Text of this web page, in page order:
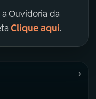
Ouvidoria da
Clique aqui.
›